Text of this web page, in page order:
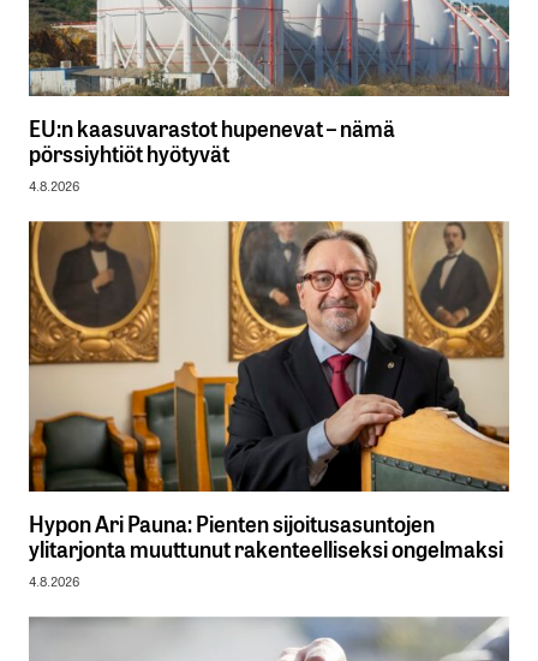
EU:n kaasuvarastot hupenevat – nämä
pörssiyhtiöt hyötyvät
4.8.2026
Hypon Ari Pauna: Pienten sijoitusasuntojen
ylitarjonta muuttunut rakenteelliseksi ongelmaksi
4.8.2026